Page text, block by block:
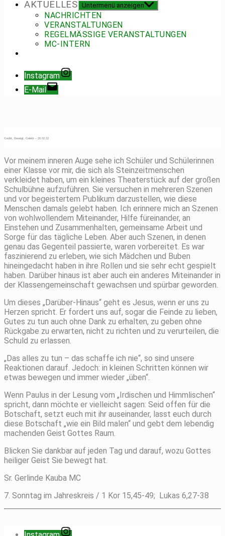
AKTUELLES Untermenü anzeigen
NACHRICHTEN
VERANSTALTUNGEN
REGELMÄSSIGE VERANSTALTUNGEN
MC-INTERN
Instagram
E-Mail
Geübt, Bewegt, Gelebt – 20.02.22
Vor meinem inneren Auge sehe ich Schüler und Schülerinnen
einer Klasse vor mir, die sich als Steinzeitmenschen
verkleidet haben, um ein kleines Theaterstück auf der großen
Schulbühne aufzuführen. Sie versuchen in mehreren Szenen
und vor begeistertem Publikum darzustellen, wie diese
Menschen damals gelebt haben. Ich erinnere mich an Szenen
von wohlwollendem Miteinander, Hilfe füreinander, an
Einstehen und Zusammenhalten, gemeinsame Arbeit und
Sorge für das tägliche Leben. Aber auch Szenen, in denen
genau das Gegenteil passierte, waren vorbereitet. Es war
faszinierend zu erleben, wie sich Mädchen und Buben
hineingedacht haben in ihre Rollen und sie sehr echt gespielt
haben. Darüber hinaus ist aber auch ein anderes Miteinander in
der Klassengemeinschaft gewachsen und spürbar geworden.
Um dieses „Darüber-Hinaus“ geht es Jesus, wenn er uns zu
Herzen spricht. Er fordert uns auf, sogar die Feinde zu lieben,
Gutes zu tun auch ohne Dank zu erhalten, zu geben ohne
Rückgabe zu erwarten, nicht zu richten und zu verurteilen, die
Schuld zu erlassen.
„Das alles zu tun – das schaffe ich nie“, so sind unsere
Reaktionen darauf. Jedoch: in kleinen Schritten können wir
etwas bewegen und immer wieder „üben“.
Wenn Paulus in der Lesung vom „Irdischen und Himmlischen“
spricht, dann möchte er vielleicht sagen: Seid offen für die
Botschaft, setzt euch mit ihr auseinander, lasst euch durch
diese Botschaft „wie ein Bild malen“ und gebt dem lebendig
machenden Geist Gottes Raum.
Blicken Sie dankbar auf jeden Tag und darauf, wozu Gottes
heiliger Geist Sie bewegt hat.
Sr. Gerlinde Kauba MC
7. Sonntag im Jahreskreis / 1 Kor 15,45-49; Lukas 6,27-38